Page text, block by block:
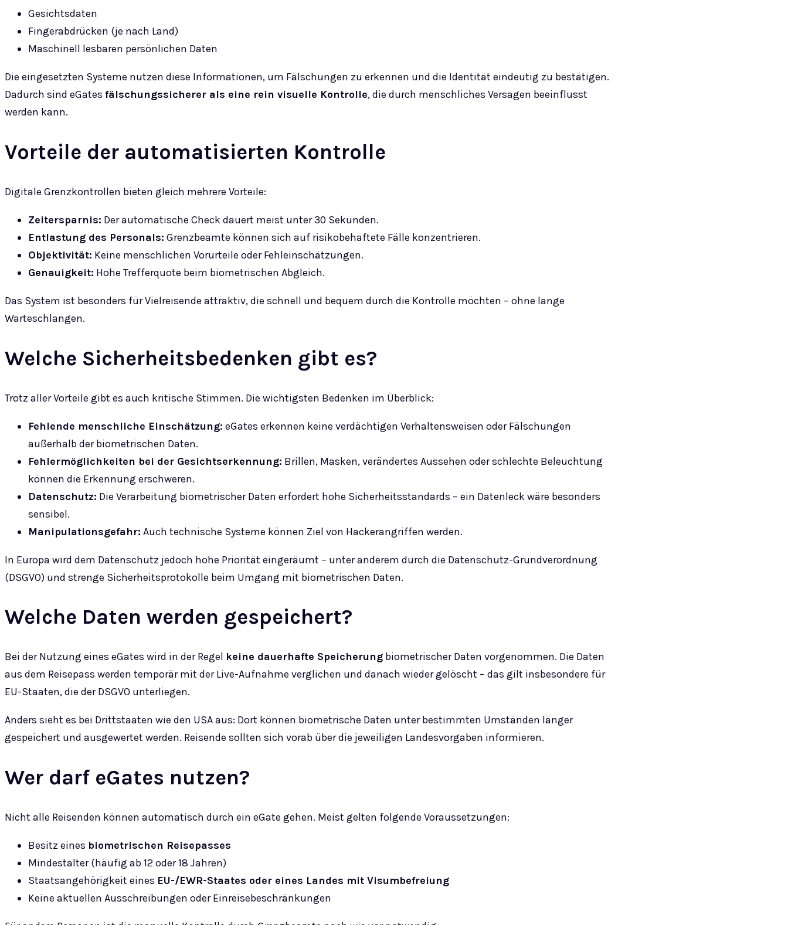
Gesichtsdaten
Fingerabdrücken (je nach Land)
Maschinell lesbaren persönlichen Daten
Die eingesetzten Systeme nutzen diese Informationen, um Fälschungen zu erkennen und die Identität eindeutig zu bestätigen.
Dadurch sind eGates fälschungssicherer als eine rein visuelle Kontrolle, die durch menschliches Versagen beeinflusst
werden kann.
Vorteile der automatisierten Kontrolle
Digitale Grenzkontrollen bieten gleich mehrere Vorteile:
Zeitersparnis: Der automatische Check dauert meist unter 30 Sekunden.
Entlastung des Personals: Grenzbeamte können sich auf risikobehaftete Fälle konzentrieren.
Objektivität: Keine menschlichen Vorurteile oder Fehleinschätzungen.
Genauigkeit: Hohe Trefferquote beim biometrischen Abgleich.
Das System ist besonders für Vielreisende attraktiv, die schnell und bequem durch die Kontrolle möchten – ohne lange
Warteschlangen.
Welche Sicherheitsbedenken gibt es?
Trotz aller Vorteile gibt es auch kritische Stimmen. Die wichtigsten Bedenken im Überblick:
Fehlende menschliche Einschätzung: eGates erkennen keine verdächtigen Verhaltensweisen oder Fälschungen
außerhalb der biometrischen Daten.
Fehlermöglichkeiten bei der Gesichtserkennung: Brillen, Masken, verändertes Aussehen oder schlechte Beleuchtung
können die Erkennung erschweren.
Datenschutz: Die Verarbeitung biometrischer Daten erfordert hohe Sicherheitsstandards – ein Datenleck wäre besonders
sensibel.
Manipulationsgefahr: Auch technische Systeme können Ziel von Hackerangriffen werden.
In Europa wird dem Datenschutz jedoch hohe Priorität eingeräumt – unter anderem durch die Datenschutz-Grundverordnung
(DSGVO) und strenge Sicherheitsprotokolle beim Umgang mit biometrischen Daten.
Welche Daten werden gespeichert?
Bei der Nutzung eines eGates wird in der Regel keine dauerhafte Speicherung biometrischer Daten vorgenommen. Die Daten
aus dem Reisepass werden temporär mit der Live-Aufnahme verglichen und danach wieder gelöscht – das gilt insbesondere für
EU-Staaten, die der DSGVO unterliegen.
Anders sieht es bei Drittstaaten wie den USA aus: Dort können biometrische Daten unter bestimmten Umständen länger
gespeichert und ausgewertet werden. Reisende sollten sich vorab über die jeweiligen Landesvorgaben informieren.
Wer darf eGates nutzen?
Nicht alle Reisenden können automatisch durch ein eGate gehen. Meist gelten folgende Voraussetzungen:
Besitz eines biometrischen Reisepasses
Mindestalter (häufig ab 12 oder 18 Jahren)
Staatsangehörigkeit eines EU-/EWR-Staates oder eines Landes mit Visumbefreiung
Keine aktuellen Ausschreibungen oder Einreisebeschränkungen